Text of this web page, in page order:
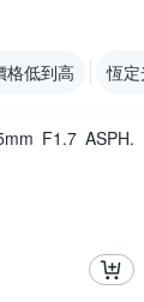
格低到高 恆
F1.7 ASPH.